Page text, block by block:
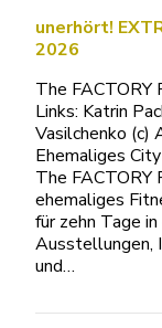
unerhört!
2026
The FACTORY
Links: Katrin
Vasilchenko (c)
Ehemaliges
The FACTORY
ehemaliges
für zehn Tage
Ausstellungen,
und…